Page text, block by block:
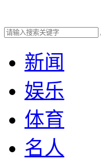
新闻
娱乐
体育
名人